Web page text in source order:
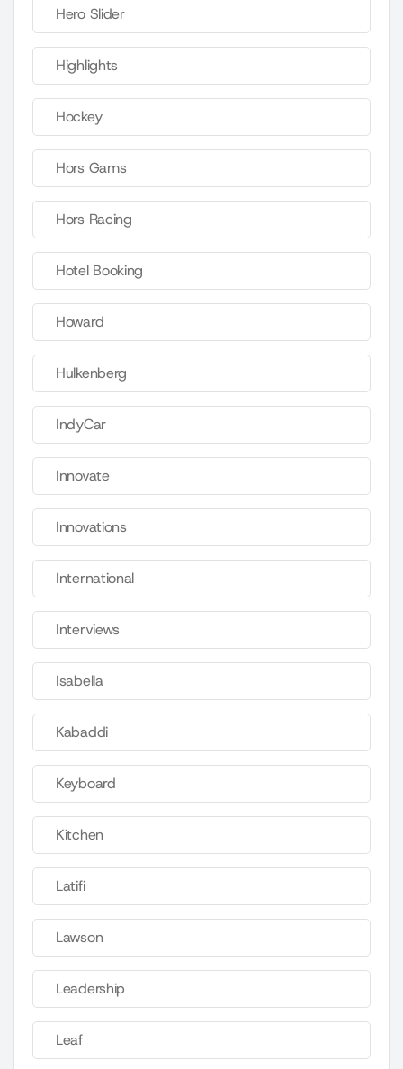
Hero Slider
Highlights
Hockey
Hors Gams
Hors Racing
Hotel Booking
Howard
Hulkenberg
IndyCar
Innovate
Innovations
International
Interviews
Isabella
Kabaddi
Keyboard
Kitchen
Latifi
Lawson
Leadership
Leaf